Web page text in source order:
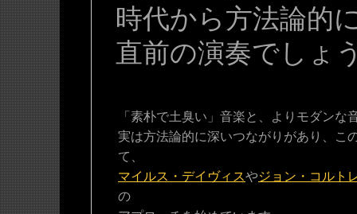
時代から方法論的
直前の演奏でしょ
「素朴で土臭い」音楽と、よりモダンな
実は方法論的に深いつながりがあり、こ
て、
マイルス・デイヴィスやジョン・コルト
の